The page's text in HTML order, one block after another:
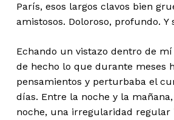
París, esos largos clavos bien
amistosos. Doloroso, profundo. Y
Echando un vistazo dentro de
de hecho lo que durante meses
pensamientos y perturbaba el
días. Entre la noche y la
noche, una irregularidad regular